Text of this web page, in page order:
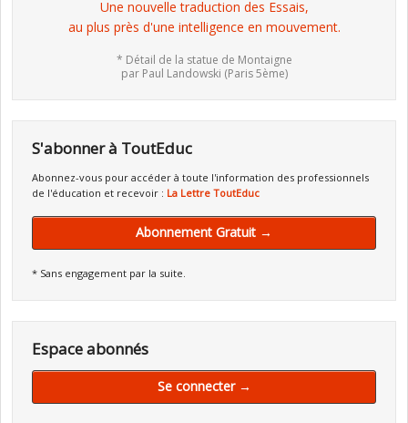
Une nouvelle traduction des Essais,
au plus près d'une intelligence en mouvement.
* Détail de la statue de Montaigne
par Paul Landowski (Paris 5ème)
S'abonner à ToutEduc
Abonnez-vous pour accéder à toute l'information des professionnels
de l'éducation et recevoir : La Lettre ToutEduc
Abonnement Gratuit →
* Sans engagement par la suite.
Espace abonnés
Se connecter →